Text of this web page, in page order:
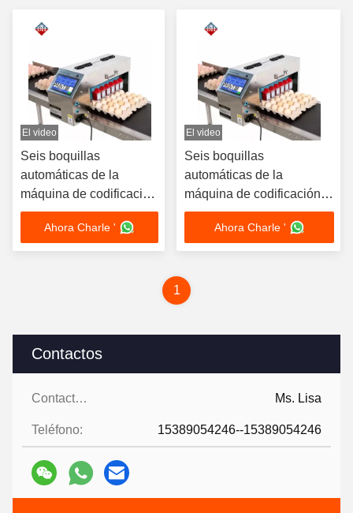
Contactos
Contactos: Ms. Lisa
Teléfono: 15389054246--15389054246
El video
Seis boquillas
automáticas de la
máquina de codificación
de spray de huevo
Impresión
Ahora Charle '
El video
Seis boquillas
automáticas de la
máquina de codificación
de spray de huevo
ImpresiónAhora Charle '
1